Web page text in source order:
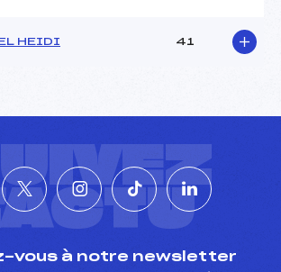
HEIDI 41
vous à notre newsletter